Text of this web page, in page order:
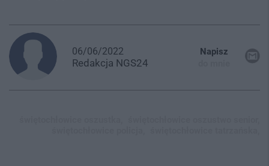
06/06/2022
Redakcja NGS24
Napisz